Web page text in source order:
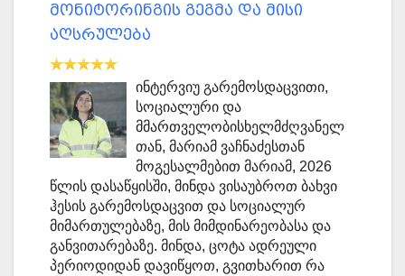
მონიტორინგის გეგმა და მისი
აღსრულება
ინტერვიუ გარემოსდაცვითი,
სოციალური და
მმართველობისხელმძღვანელ
თან, მარიამ ვაჩნაძესთან
მოგესალმებით მარიამ, 2026
წლის დასაწყისში, მინდა ვისაუბროთ ბახვი
ჰესის გარემოსდაცვით და სოციალურ
მიმართულებაზე, მის მიმდინარეობასა და
განვითარებაზე. მინდა, ცოტა ადრეული
პერიოდიდან დავიწყოთ, გვითხარით რა